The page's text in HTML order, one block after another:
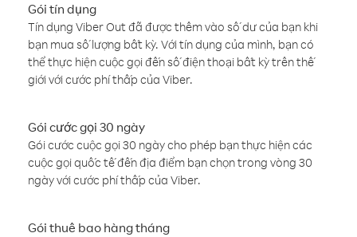
Gói tín dụng
Tín dụng Viber Out đã được thêm vào số dư của bạn khi
bạn mua số lượng bất kỳ. Với tín dụng của mình, bạn có
thể thực hiện cuộc gọi đến số điện thoại bất kỳ trên thế
giới với cước phí thấp của Viber.
Gói cước gọi 30 ngày
Gói cước cuộc gọi 30 ngày cho phép bạn thực hiện các
cuộc gọi quốc tế đến địa điểm bạn chọn trong vòng 30
ngày với cước phí thấp của Viber.
Gói thuê bao hàng tháng